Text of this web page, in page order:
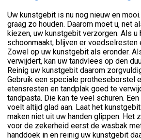
Uw kunstgebit is nu nog nieuw en
graag zo houden. Daarom moet u, net
kiezen, uw kunstgebit verzorgen. Als u
schoonmaakt, blijven er voedselresten
Zowel op uw kunstgebit als eronder.
verwijdert, kan uw tandvlees op den
Reinig uw kunstgebit daarom
Gebruik een speciale protheseborstel
etensresten en tandplak goed te
tandpasta. Die kan te veel schuren.
voelt altijd glad aan. Laat het
maken niet uit uw handen glippen. Het
voor de zekerheid eerst de wasbak
handdoek in en reinig uw kunstgebit